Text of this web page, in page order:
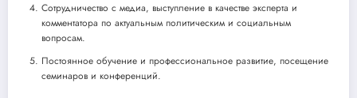
Сотрудничество с медиа, выступление в качестве эксперта и
комментатора по актуальным политическим и социальным
вопросам.
Постоянное обучение и профессиональное развитие, посещение
семинаров и конференций.